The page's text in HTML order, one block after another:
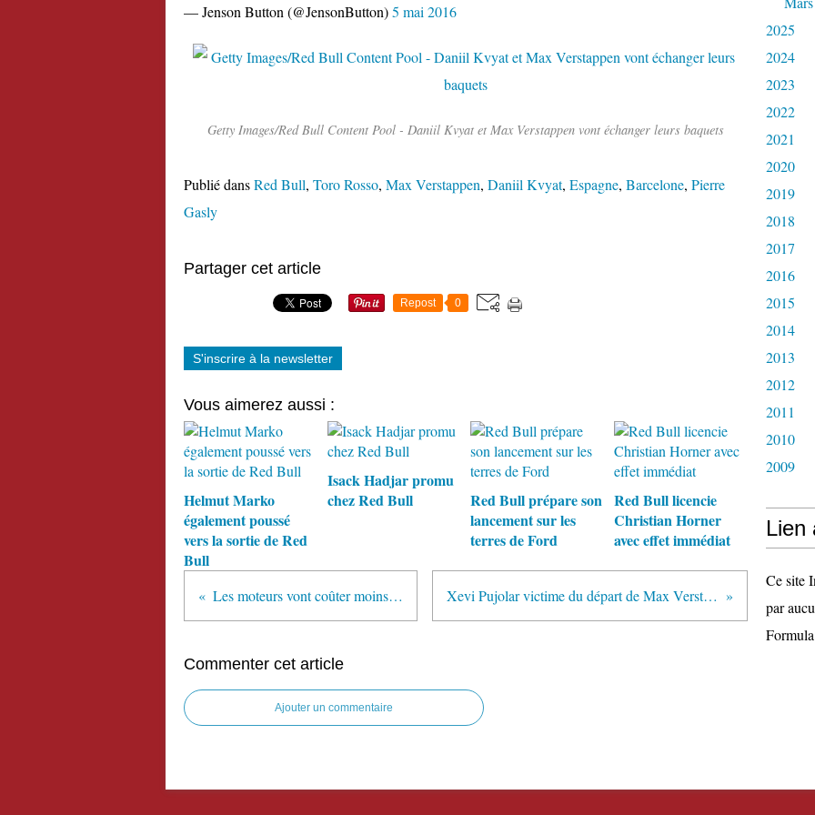
— Jenson Button (@JensonButton)5 mai 2016
Getty Images/Red Bull Content Pool - Daniil Kvyat et Max Verstappen vont échanger leurs baquets
Publié dansRed Bull, Toro Rosso, Max Verstappen, Daniil Kvyat, Espagne, Barcelone, Pierre
Gasly
Partager cet article
Repost 0
S'inscrire à la newsletter
Vous aimerez aussi :
Helmut Marko
également poussé
vers la sortie de Red
Bull
Isack Hadjar promu
chez Red Bull
Red Bull prépare son
lancement sur les
terres de Ford
Red Bull licencie
Christian Horner
avec effet immédiat
Les moteurs vont coûter moins cher Xevi Pujolar victime du départ de Max Verstappen
Commenter cet article
Ajouter un commentaire
2025
2024
2023
2022
2021
2020
2019
2018
2017
2016
2015
2014
2013
2012
2011
2010
2009
Lien
Ce site
par